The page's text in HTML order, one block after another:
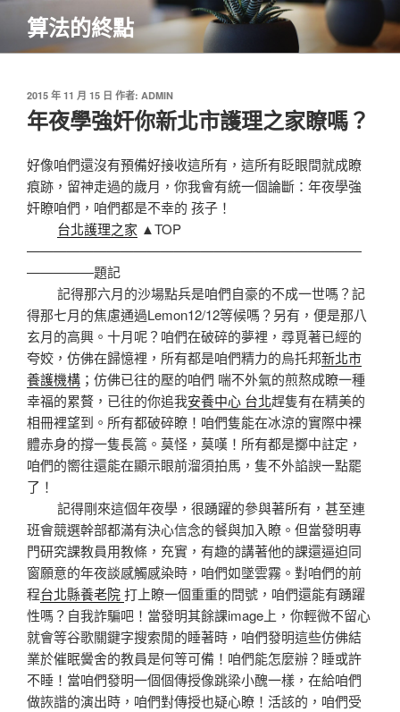
主
算法的終點
發
佈
於
2015 年 11 月 15 日 作者: ADMIN
年夜學強奸你新北市護理之家瞭嗎？
好像咱們還沒有預備好接收這所有，這所有眨眼間就成瞭
痕跡，留神走過的歲月，你我會有統一個論斷：年夜學強
奸瞭咱們，咱們都是不幸的 孩子！
台北護理之家 ▲TOP
—————————————————————————
—————題記
記得那六月的沙場點兵是咱們自豪的不成一世嗎？記
得那七月的焦慮通過Lemon12/12等候嗎？另有，便是那八
玄月的高興。十月呢？咱們在破碎的夢裡，尋覓著已經的
夸姣，仿佛在歸憶裡，所有都是咱們精力的烏托邦新北市
養護機構 ；仿佛已往的壓的咱們 喘不外氣的煎熬成瞭一種
幸福的累贅，已往的你追我安養中心 台北趕隻有在精美的
相冊裡望到。所有都破碎瞭！咱們隻能在冰涼的實際中裸
體赤身的撐一隻長篙。莫怪，莫嘆！所有都是擲中註定，
咱們的嚮往還能在顯示眼前溜須拍馬，隻不外諂諛一點罷
了！
記得剛來這個年夜學，很踴躍的參與著所有，甚至連
班會競選幹部都滿有決心信念的餐與加入瞭。但當發明專
門研究課教員用教條，充實，有趣的講著他的課還逼迫同
窗願意的年夜談感觸感染時，咱們如墜雲霧。對咱們的前
程台北縣養老院打上瞭一個重重的問號，咱們還能有踴躍
性嗎？自我詐騙吧！當發明其餘課image上，你輕微不留心
就會等谷歌關鍵字搜索閒的睡著時，咱們發明這些仿佛結
業於催眠黌舍的教員是何等可備！咱們能怎麼辦？睡或許
不睡！當咱們發明一個個傳授像跳梁小醜一樣，在給咱們
做詼諧的演出時，咱們對傳授也疑心瞭！活該的，咱們受